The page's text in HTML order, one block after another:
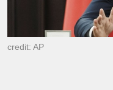
credit: AP